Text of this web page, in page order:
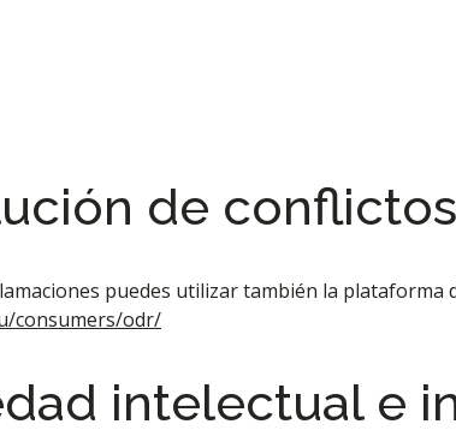
de conflictos
puedes utilizar también la
consumers/odr/
intelectual e